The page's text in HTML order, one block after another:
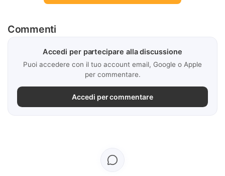
Commenti
Accedi per partecipare alla discussione
Puoi accedere con il tuo account email, Google o Apple
per commentare.
Accedi per commentare